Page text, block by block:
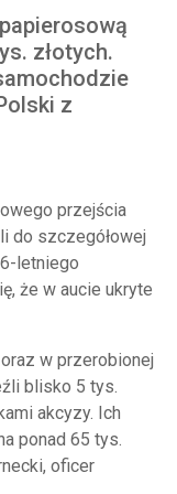
złotych.
z
przejścia
do szczegółowej
letniego
że w aucie ukryte
w przerobionej
blisko 5 tys.
akcyzy. Ich
ponad 65 tys.
oficer